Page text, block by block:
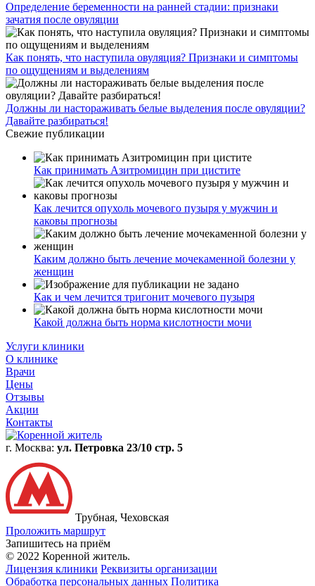
Определение беременности на ранней стадии: признаки
зачатия после овуляции
Как понять, что наступила овуляция? Признаки и симптомы
по ощущениям и выделениям
Должны ли настораживать белые выделения после овуляции?
Давайте разбираться!
Свежие публикации
Как принимать Азитромицин при цистите
Как лечится опухоль мочевого пузыря у мужчин и
каковы прогнозы
Каким должно быть лечение мочекаменной болезни у
женщин
Как и чем лечится тригонит мочевого пузыря
Какой должна быть норма кислотности мочи
Услуги клиники
О клинике
Врачи
Цены
Отзывы
Акции
Контакты
г. Москва: ул. Петровка 23/10 стр. 5
Трубная, Чеховская
Проложить маршрут
Запишитесь на приём
© 2022 Коренной житель.
Лицензия клиники Реквизиты организации
Обработка персональных данных Политика